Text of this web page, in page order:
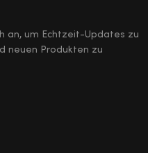
an, um Echtzeit-Updates zu
neuen Produkten zu